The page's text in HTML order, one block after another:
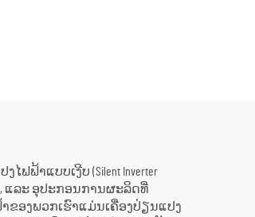
ພະລັງງານໄຟຟ້າ
ໄຟຟ້າແບບເງີບ (Silent Inverter
, ແລະ ອຸປະກອນການຜະລິດທີ່
ຂອງພວກເຮົາແມ່ນເຄື່ອງປ່ຽນແປງ